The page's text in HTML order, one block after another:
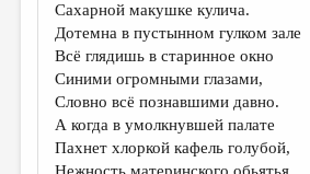
ДАЙДЖЕСТ
ПРОИЗВЕДЕНИЯ
ПЕРЕВОДЫ
КОНКУРСЫ
ДЕТСКАЯ КОМНАТА
Сахарной макушке кулича.
Дотемна в пустынном гулком зале
Всё глядишь в старинное окно
Синими огромными глазами,
Словно всё познавшими давно.
А когда в умолкнувшей палате
Пахнет хлоркой кафель голубой,